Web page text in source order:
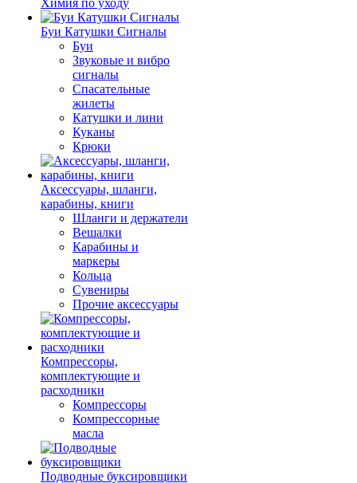
Химия по уходу
Буи Катушки Сигналы
Буи
Звуковые и вибро
сигналы
Спасательные
жилеты
Катушки и лини
Куканы
Крюки
Аксессуары, шланги,
карабины, книги
Шланги и держатели
Вешалки
Карабины и
маркеры
Кольца
Сувениры
Прочие аксессуары
Компрессоры,
комплектующие и
расходники
Компрессоры
Компрессорные
масла
Подводные буксировщики